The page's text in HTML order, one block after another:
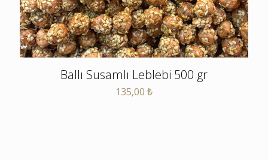
Ballı Susamlı Leblebi 500 gr
135,00 ₺